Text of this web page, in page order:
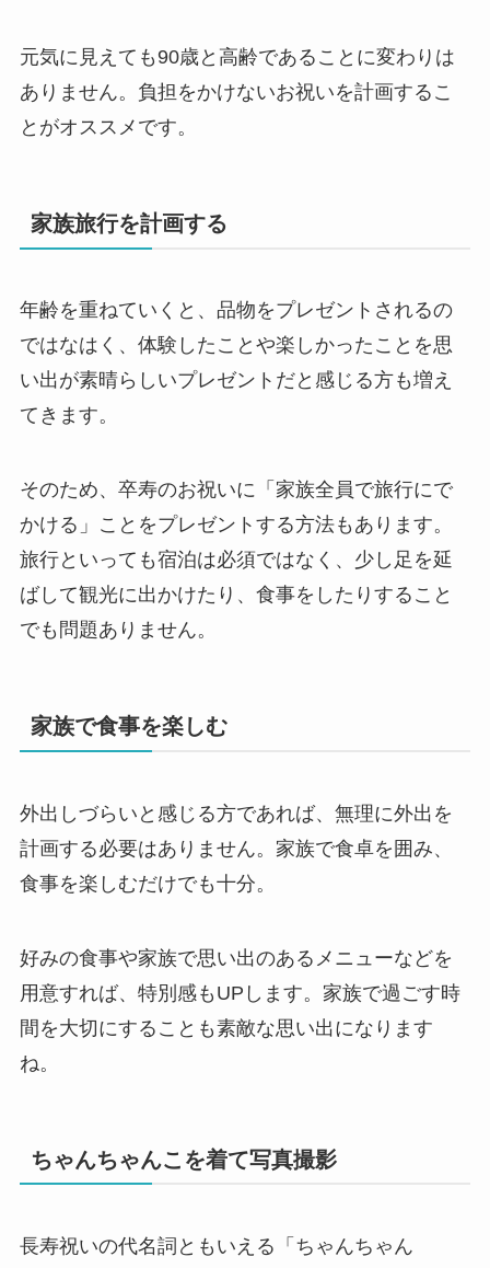
元気に見えても90歳と高齢であることに変わりは
ありません。負担をかけないお祝いを計画するこ
とがオススメです。
家族旅行を計画する
年齢を重ねていくと、品物をプレゼントされるの
ではなはく、体験したことや楽しかったことを思
い出が素晴らしいプレゼントだと感じる方も増え
てきます。
そのため、卒寿のお祝いに「家族全員で旅行にで
かける」ことをプレゼントする方法もあります。
旅行といっても宿泊は必須ではなく、少し足を延
ばして観光に出かけたり、食事をしたりすること
でも問題ありません。
家族で食事を楽しむ
外出しづらいと感じる方であれば、無理に外出を
計画する必要はありません。家族で食卓を囲み、
食事を楽しむだけでも十分。
好みの食事や家族で思い出のあるメニューなどを
用意すれば、特別感もUPします。家族で過ごす時
間を大切にすることも素敵な思い出になります
ね。
ちゃんちゃんこを着て写真撮影
長寿祝いの代名詞ともいえる「ちゃんちゃん